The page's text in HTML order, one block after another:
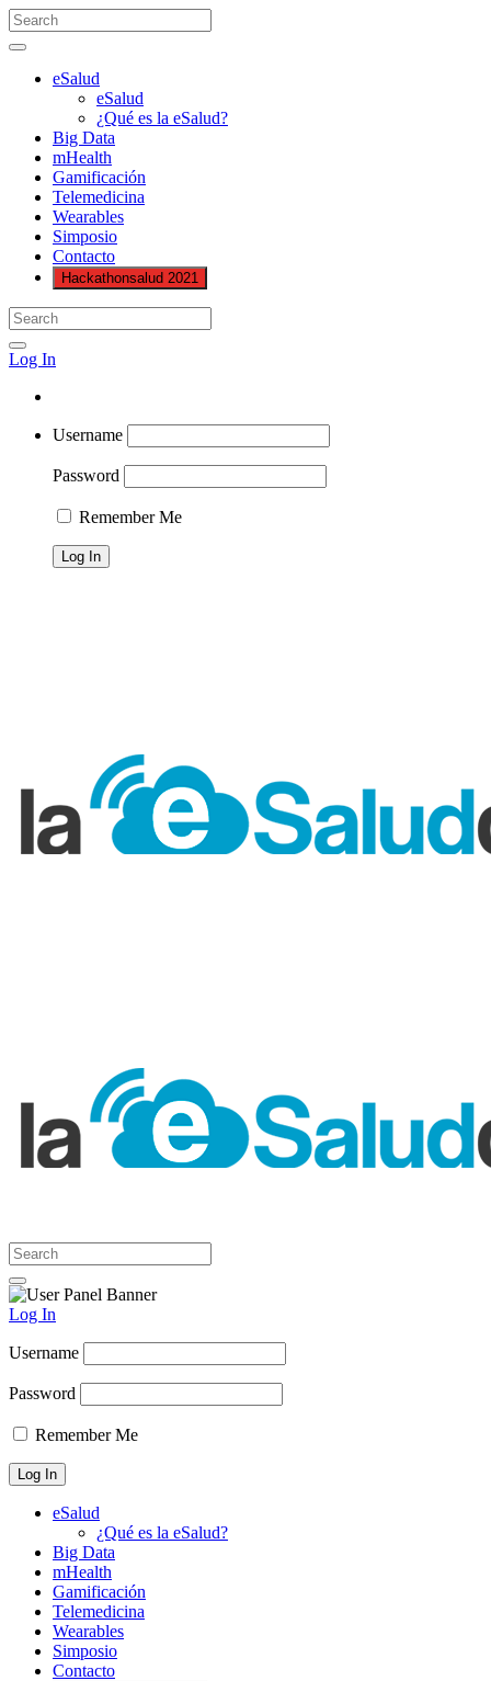
eSalud
eSalud
¿Qué es la eSalud?
Big Data
mHealth
Gamificación
Telemedicina
Wearables
Simposio
Contacto
Hackathonsalud 2021
Log In
Username
Password
Remember Me
Log In
Username
Password
Remember Me
eSalud
¿Qué es la eSalud?
Big Data
mHealth
Gamificación
Telemedicina
Wearables
Simposio
Contacto